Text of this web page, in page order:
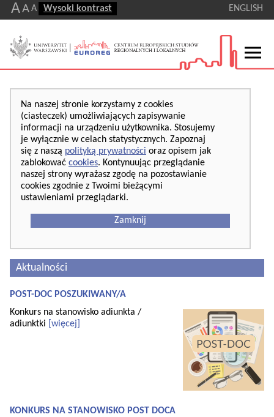
AA A Wysoki kontrast ENGLISH
Na naszej stronie korzystamy z cookies
(ciasteczek) umożliwiających zapisywanie
informacji na urządzeniu użytkownika. Stosujemy
je wyłącznie w celach statystycznych. Zapoznaj
się z naszą polityką prywatności oraz opisem jak
zablokować cookies. Kontynuując przeglądanie
naszej strony wyrażasz zgodę na pozostawianie
cookies zgodnie z Twoimi bieżącymi
ustawieniami przeglądarki.
Zamknij
Aktualności
POST-DOC POSZUKIWANY/A
Konkurs na stanowisko adiunkta /
adiunktki
[więcej]
KONKURS NA STANOWISKO POST DOCA